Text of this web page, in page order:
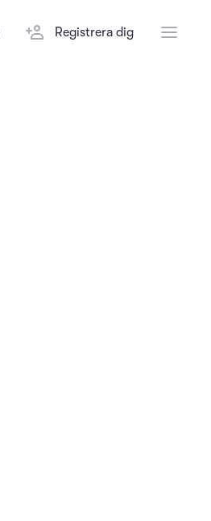
Registrera dig